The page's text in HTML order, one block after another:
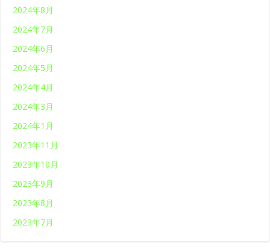
2024年8月
2024年7月
2024年6月
2024年5月
2024年4月
2024年3月
2024年1月
2023年11月
2023年10月
2023年9月
2023年8月
2023年7月